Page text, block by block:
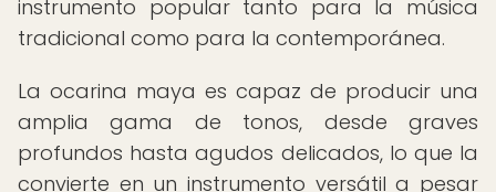
instrumento popular tanto para la música
tradicional como para la contemporánea.
La ocarina maya es capaz de producir una
amplia gama de tonos, desde graves
profundos hasta agudos delicados, lo que la
convierte en un instrumento versátil a pesar